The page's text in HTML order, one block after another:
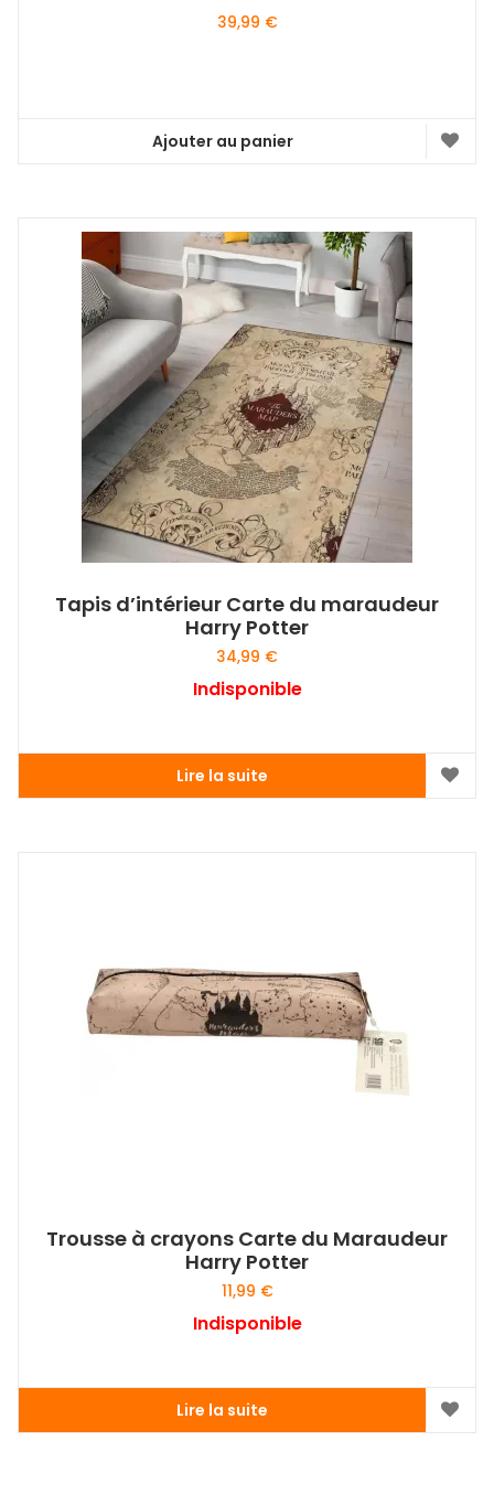
39,99 €
Ajouter au panier
Tapis d’intérieur Carte du maraudeur
Harry Potter
34,99 €
Indisponible
Lire la suite
Trousse à crayons Carte du Maraudeur
Harry Potter
11,99 €
Indisponible
Lire la suite